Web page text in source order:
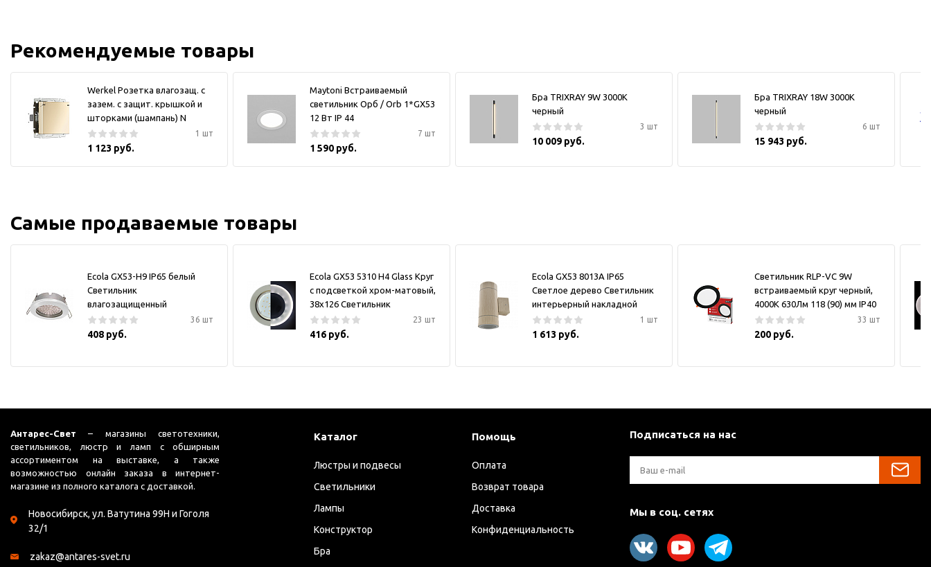
Рекомендуемые товары
Werkel Розетка влагозащ. с
зазем. с защит. крышкой и
шторками (шампань) N
1 шт
1 123 руб.
Maytoni Встраиваемый
светильник Орб / Orb 1*GX53
12 Вт IP 44
7 шт
1 590 руб.
Бра TRIXRAY 9W 3000К
черный
3 шт
10 009 руб.
Бра TRIXRAY 18W 3000К
черный
6 шт
15 943 руб.
Самые продаваемые товары
Ecola GX53-H9 IP65 белый
Светильник
влагозащищенный
36 шт
408 руб.
Ecola GX53 5310 H4 Glass Круг
с подсветкой хром-матовый,
38x126 Светильник
23 шт
416 руб.
Ecola GX53 8013A IP65
Светлое дерево Светильник
интерьерный накладной
1 шт
1 613 руб.
Светильник RLP-VC 9W
встраиваемый круг черный,
4000К 630Лм 118 (90) мм IP40
33 шт
200 руб.
Антарес-Свет – магазины светотехники,
светильников, люстр и ламп с обширным
ассортиментом на выставке, а также
возможностью онлайн заказа в интернет-
магазине из полного каталога с доставкой.
Новосибирск, ул. Ватутина 99Н и Гоголя
32/1
zakaz@antares-svet.ru
Каталог
Люстры и подвесы
Светильники
Лампы
Конструктор
Бра
Помощь
Оплата
Возврат товара
Доставка
Конфиденциальность
Подписаться на нас
Мы в соц. сетях